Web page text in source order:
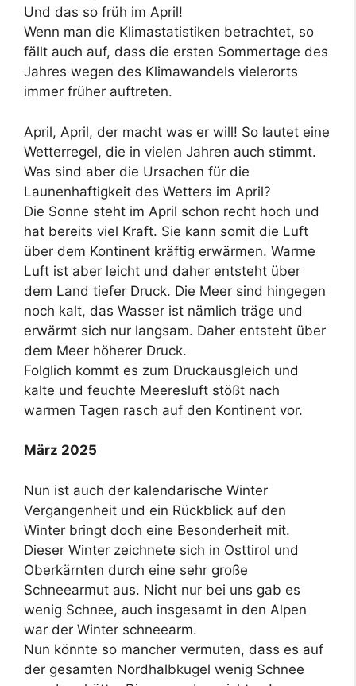
Und das so früh im April!
Wenn man die Klimastatistiken betrachtet, so
fällt auch auf, dass die ersten Sommertage des
Jahres wegen des Klimawandels vielerorts
immer früher auftreten.
April, April, der macht was er will! So lautet eine
Wetterregel, die in vielen Jahren auch stimmt.
Was sind aber die Ursachen für die
Launenhaftigkeit des Wetters im April?
Die Sonne steht im April schon recht hoch und
hat bereits viel Kraft. Sie kann somit die Luft
über dem Kontinent kräftig erwärmen. Warme
Luft ist aber leicht und daher entsteht über
dem Land tiefer Druck. Die Meer sind hingegen
noch kalt, das Wasser ist nämlich träge und
erwärmt sich nur langsam. Daher entsteht über
dem Meer höherer Druck.
Folglich kommt es zum Druckausgleich und
kalte und feuchte Meeresluft stößt nach
warmen Tagen rasch auf den Kontinent vor.
März 2025
Nun ist auch der kalendarische Winter
Vergangenheit und ein Rückblick auf den
Winter bringt doch eine Besonderheit mit.
Dieser Winter zeichnete sich in Osttirol und
Oberkärnten durch eine sehr große
Schneearmut aus. Nicht nur bei uns gab es
wenig Schnee, auch insgesamt in den Alpen
war der Winter schneearm.
Nun könnte so mancher vermuten, dass es auf
der gesamten Nordhalbkugel wenig Schnee